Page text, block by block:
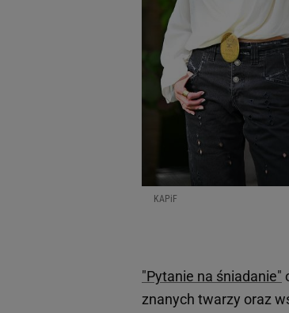
KAPiF
"Pytanie na śniadanie"
znanych twarzy oraz